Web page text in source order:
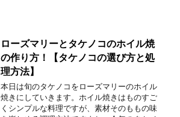
ローズマリーとタケノコのホイル焼
の作り方！【タケノコの選び方と処
理方法】
本日は旬のタケノコをローズマリーのホイル
焼きにしていきます。ホイル焼きはものすご
くシンプルな料理ですが、素材そのももの味